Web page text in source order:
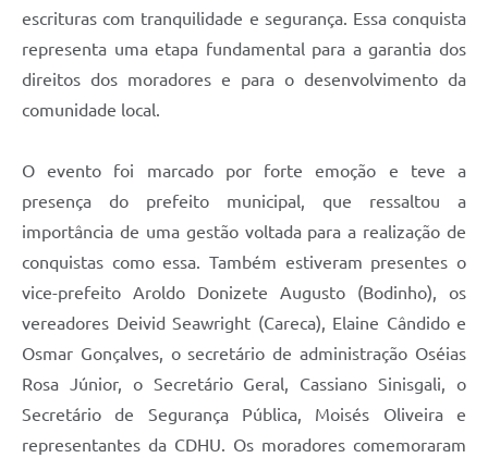
escrituras com tranquilidade e segurança. Essa conquista
representa uma etapa fundamental para a garantia dos
direitos dos moradores e para o desenvolvimento da
comunidade local.
O evento foi marcado por forte emoção e teve a
presença do prefeito municipal, que ressaltou a
importância de uma gestão voltada para a realização de
conquistas como essa. Também estiveram presentes o
vice-prefeito Aroldo Donizete Augusto (Bodinho), os
vereadores Deivid Seawright (Careca), Elaine Cândido e
Osmar Gonçalves, o secretário de administração Oséias
Rosa Júnior, o Secretário Geral, Cassiano Sinisgali, o
Secretário de Segurança Pública, Moisés Oliveira e
representantes da CDHU. Os moradores comemoraram